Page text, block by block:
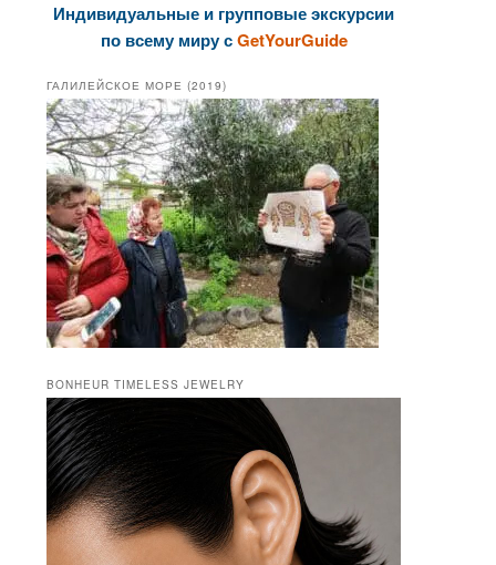
Индивидуальные и групповые экскурсии
по всему миру сGetYourGuide
ГАЛИЛЕЙСКОЕ МОРЕ (2019)
BONHEUR TIMELESS JEWELRY